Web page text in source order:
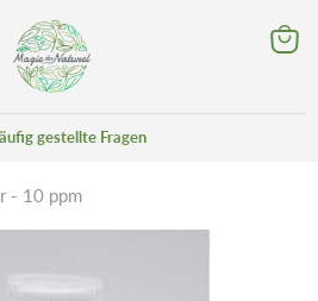
gestellte Fragen
- 10 ppm